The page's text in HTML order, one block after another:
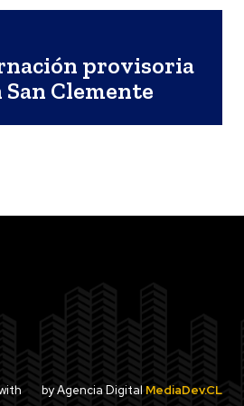
provisoria
Clemente
by Agencia Digital MediaDev.CL